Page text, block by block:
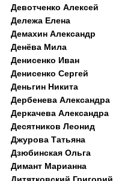
Девотченко Алексей
Дележа Елена
Демахин Александр
Денёва Мила
Денисенко Иван
Денисенко Сергей
Деньгин Никита
Дербенева Александра
Деркачева Александра
Десятников Леонид
Джурова Татьяна
Дзюбинская Ольга
Димант Марианна